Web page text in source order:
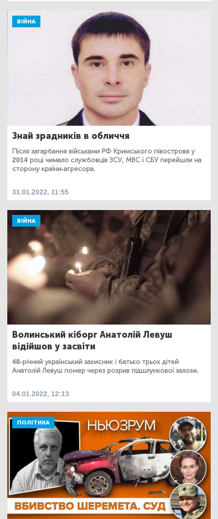
ВІЙНА
Знай зрадників в обличчя
Після загарбання військами РФ Кримського півострова у
2014 році чимало службовців ЗСУ, МВС і СБУ перейшли на
сторону країни-агресора.
31.01.2022, 11:55
ВІЙНА
Волинський кіборг Анатолій Левуш
відійшов у засвіти
48-річний український захисник і батько трьох дітей
Анатолій Левуш помер через розрив підшлункової залози.
04.01.2022, 12:13
ПОЛІТИКА